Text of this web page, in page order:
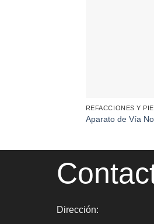
REFACCIONES Y
Aparato de Vía
Dirección: